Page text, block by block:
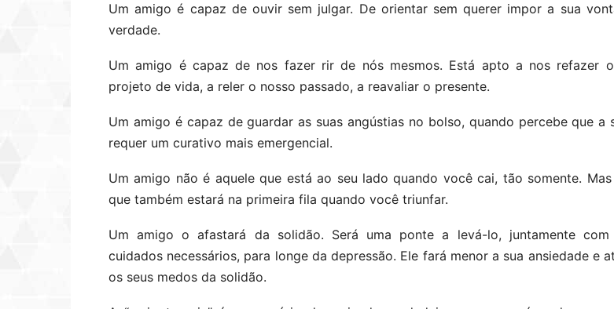
Um amigo é capaz de ouvir sem julgar. De orientar sem querer impor a sua
verdade.
Um amigo é capaz de nos fazer rir de nós mesmos. Está apto a nos refazer
projeto de vida, a reler o nosso passado, a reavaliar o presente.
Um amigo é capaz de guardar as suas angústias no bolso, quando percebe que a
requer um curativo mais emergencial.
Um amigo não é aquele que está ao seu lado quando você cai, tão somente. Mas
que também estará na primeira fila quando você triunfar.
Um amigo o afastará da solidão. Será uma ponte a levá-lo, juntamente com
cuidados necessários, para longe da depressão. Ele fará menor a sua ansiedade e
os seus medos da solidão.